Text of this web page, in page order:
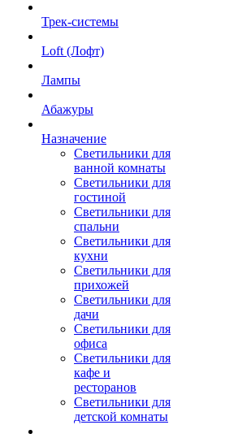
Трек-системы
Loft (Лофт)
Лампы
Абажуры
Назначение
Светильники для
ванной комнаты
Светильники для
гостиной
Светильники для
спальни
Светильники для
кухни
Светильники для
прихожей
Светильники для
дачи
Светильники для
офиса
Светильники для
кафе и
ресторанов
Светильники для
детской комнаты